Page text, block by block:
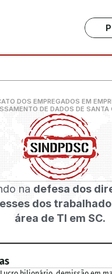
DOS EMPREGADOS EM
DE DADOS DE SANTA
na defesa dos
dos
área de TI em SC.